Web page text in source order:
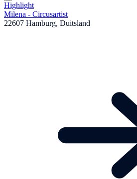
Highlight
Milena - Circusartist
22607 Hamburg, Duitsland